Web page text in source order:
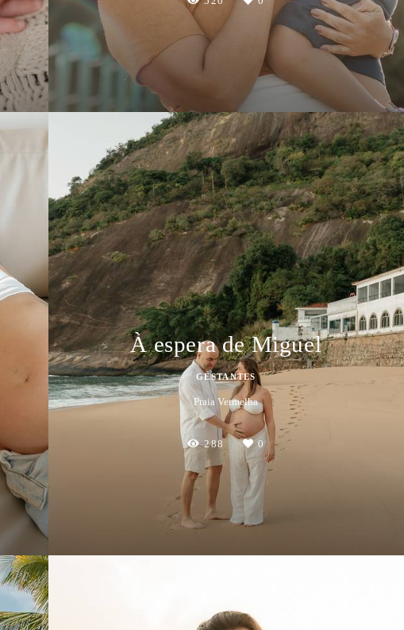
À espera de Miguel
GESTANTES
Praia Vermelha
288 0